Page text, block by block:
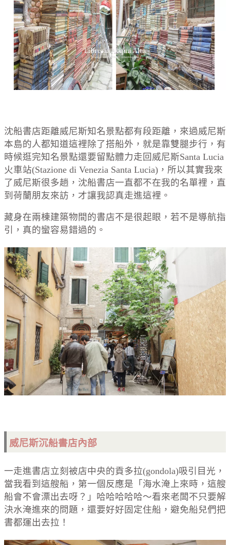
沈船書店距離威尼斯知名景點都有段距離，來過威尼斯
本島的人都知道這裡除了搭船外，就是靠雙腿步行，有
時候逛完知名景點還要留點體力走回威尼斯Santa Lucia
火車站(Stazione di Venezia Santa Lucia)，所以其實我來
了威尼斯很多趟，沈船書店一直都不在我的名單裡，直
到荷蘭朋友來訪，才讓我認真走進這裡。
藏身在兩棟建築物間的書店不是很起眼，若不是導航指
引，真的蠻容易錯過的。
威尼斯沉船書店內部
一走進書店立刻被店中央的貢多拉(gondola)吸引目光，
當我看到這艘船，第一個反應是「海水淹上來時，這艘
船會不會漂出去呀？」哈哈哈哈哈～看來老闆不只要解
決水淹進來的問題，還要好好固定住船，避免船兒們把
書都運出去拉！